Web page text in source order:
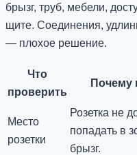
брызг, труб, мебели,
щите. Соединения,
— плохое решение.
Что
проверить
Почему
Место
розетки
Розетка не
попадать в
брызг.